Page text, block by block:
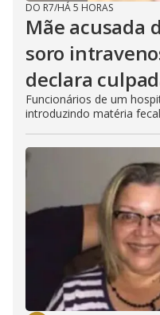
DO R7/HÁ 5 HORAS
Mãe acusada
soro
declara
Funcionários de um
introduzindo matéria